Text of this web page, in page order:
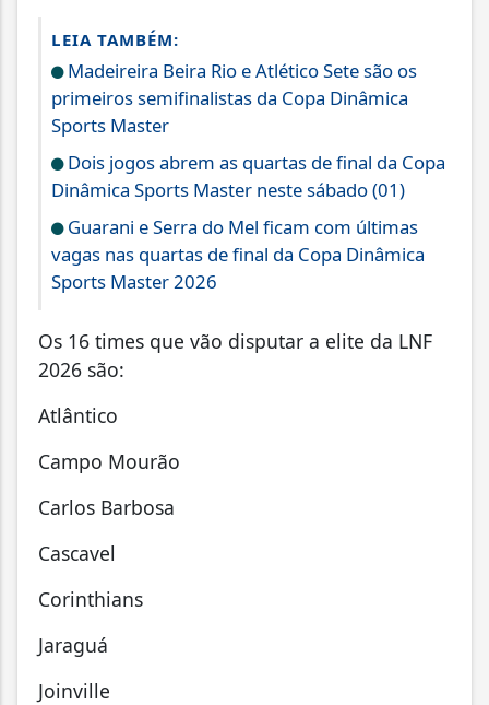
LEIA TAMBÉM:
Madeireira Beira Rio e Atlético Sete são os
primeiros semifinalistas da Copa Dinâmica
Sports Master
Dois jogos abrem as quartas de final da Copa
Dinâmica Sports Master neste sábado (01)
Guarani e Serra do Mel ficam com últimas
vagas nas quartas de final da Copa Dinâmica
Sports Master 2026
Os 16 times que vão disputar a elite da LNF
2026 são:
Atlântico
Campo Mourão
Carlos Barbosa
Cascavel
Corinthians
Jaraguá
Joinville